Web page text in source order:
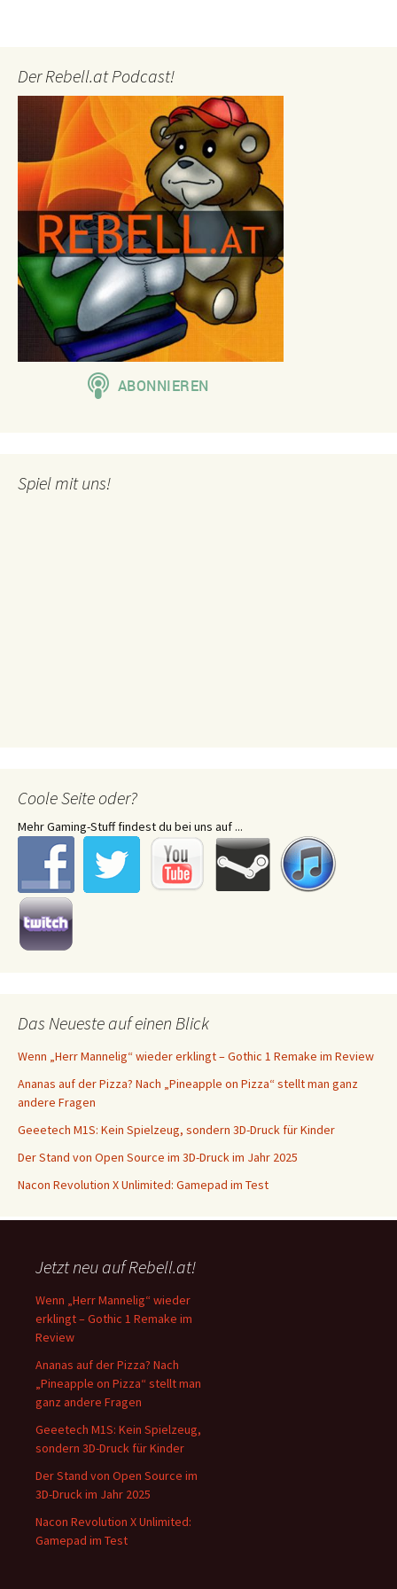
Der Rebell.at Podcast!
Spiel mit uns!
Coole Seite oder?
Mehr Gaming-Stuff findest du bei uns auf ...
Das Neueste auf einen Blick
Wenn „Herr Mannelig“ wieder erklingt – Gothic 1 Remake im Review
Ananas auf der Pizza? Nach „Pineapple on Pizza“ stellt man ganz
andere Fragen
Geeetech M1S: Kein Spielzeug, sondern 3D-Druck für Kinder
Der Stand von Open Source im 3D-Druck im Jahr 2025
Nacon Revolution X Unlimited: Gamepad im Test
Jetzt neu auf Rebell.at!
Wenn „Herr Mannelig“ wieder
erklingt – Gothic 1 Remake im
Review
Ananas auf der Pizza? Nach
„Pineapple on Pizza“ stellt man
ganz andere Fragen
Geeetech M1S: Kein Spielzeug,
sondern 3D-Druck für Kinder
Der Stand von Open Source im
3D-Druck im Jahr 2025
Nacon Revolution X Unlimited:
Gamepad im Test